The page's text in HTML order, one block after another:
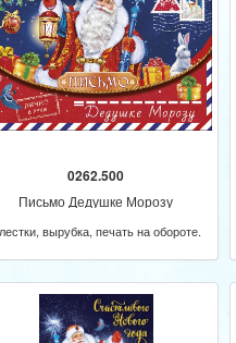
0262.500
Письмо Дедушке Морозу
вырубка, печать на обороте.